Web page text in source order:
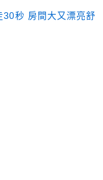
秒 房間大又漂亮舒